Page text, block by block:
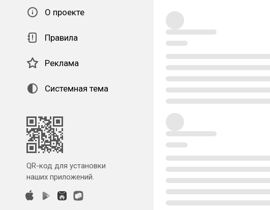
О проекте
Правила
Реклама
Системная тема
QR-код для установки
наших приложений.